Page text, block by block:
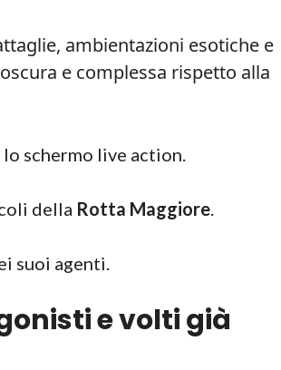
ambientazioni esotiche e
e complessa rispetto alla
schermo live action.
della Rotta Maggiore.
suoi agenti.
e volti già